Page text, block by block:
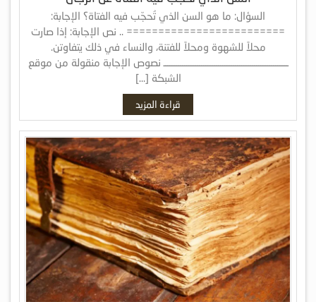
السؤال: ما هو السن الذي تُحجّب فيه الفتاة؟ الإجابة:
========================= .. نص الإجابة: إذا صارت
محلاً للشهوة ومحلاً للفتنة، والنساء في ذلك يتفاوتن.
ـــــــــــــــــــــــــــــــــــــــــــــــــــــــــــ نصوص الإجابة منقولة من موقع
الشبكة […]
قراءة المزيد